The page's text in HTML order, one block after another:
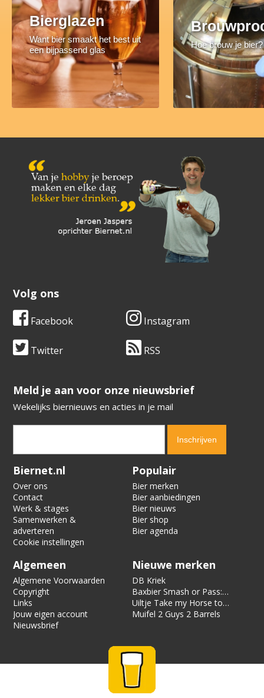
Bierglazen
Want bier smaakt het best uit
een bijpassend glas
Hoe brouw je bier?
Volg ons
Facebook Instagram
Twitter RSS
​​​​​​​Meld je aan voor onze nieuwsbrief
Wekelijks biernieuws en acties in je mail
Verification code:
Biernet.nl
Over ons
Contact
Werk & stages
Samenwerken &
adverteren
Cookie instellingen
Populair
Bier merken
Bier aanbiedingen
Bier nieuws
Bier shop
Bier agenda
Algemeen
Algemene Voorwaarden
Copyright
Links
Jouw eigen account
Nieuwsbrief
Nieuwe merken
DB Kriek
Baxbier Smash or Pass:
Strata
Uiltje Take my Horse to
the Hotel Room
Muifel 2 Guys 2 Barrels